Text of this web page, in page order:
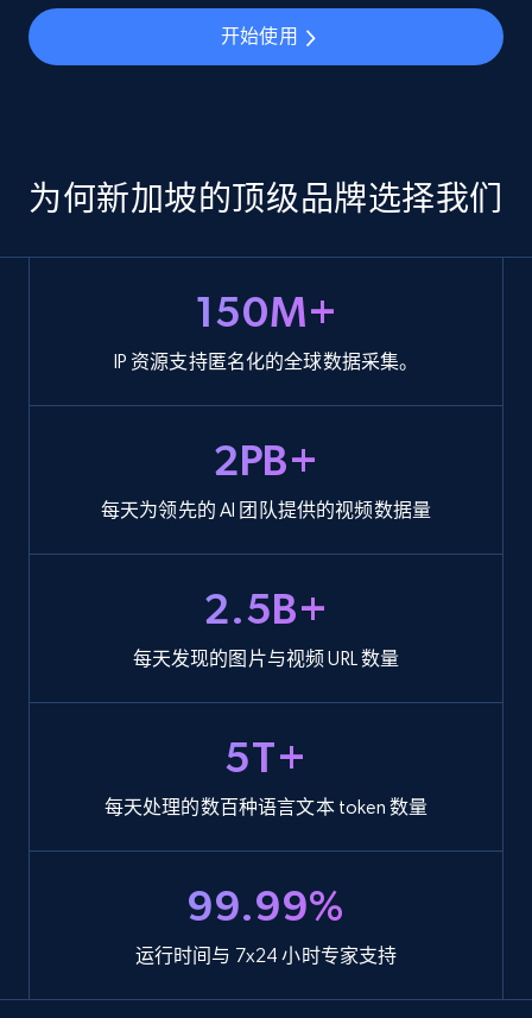
开始使用
为何新加坡的顶级品牌选择我们
150M+
IP 资源支持匿名化的全球数据采集。
2PB+
每天为领先的 AI 团队提供的视频数据量
2.5B+
每天发现的图片与视频 URL 数量
5T+
每天处理的数百种语言文本 token 数量
99.99%
运行时间与 7x24 小时专家支持